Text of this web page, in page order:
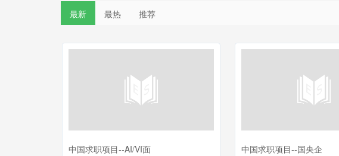
最新 最热 推荐
中国求职项目--AI/VI面
中国求职项目--国央企